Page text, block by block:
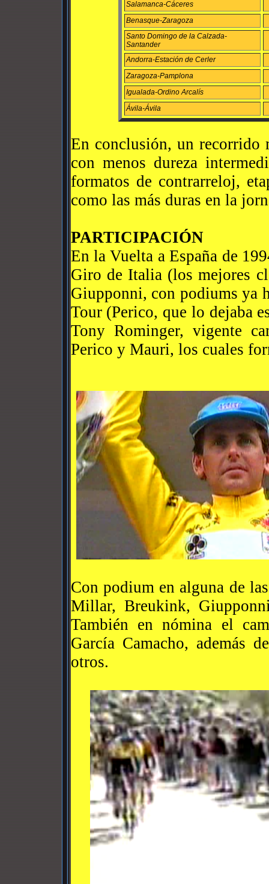
Salamanca-Cáceres
Benasque-Zaragoza
Santo Domingo de la Calzada-
Santander
Andorra-Estación de Cerler
Zaragoza-Pamplona
Igualada-Ordino Arcalís
Ávila-Ávila
En conclusión, un recorrido
con menos dureza
formatos de contrarreloj,
como las más duras en la
PARTICIPACIÓN
En la Vuelta a España de
Giro de Italia (los mejores
Giupponni, con podiums ya
Tour (Perico, que lo dejaba
Tony Rominger, vigente
Perico y Mauri, los cuales
Con podium en alguna de
Millar, Breukink,
También en nómina el
García Camacho, además
otros.